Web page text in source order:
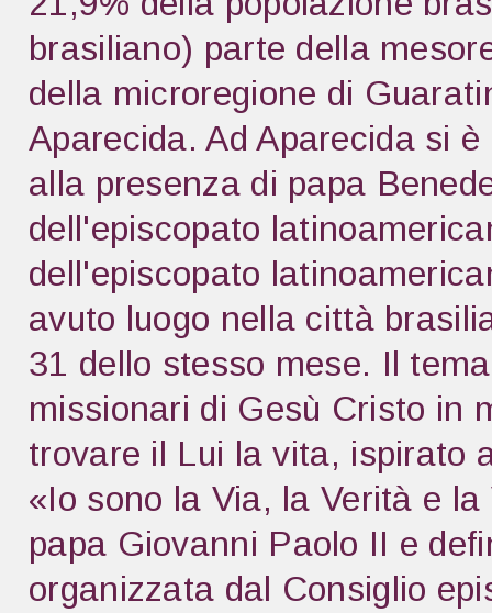
brasiliano) parte della
della microregione di
Aparecida. Ad Aparecida si
alla presenza di papa
dell'episcopato
dell'episcopato
avuto luogo nella città
31 dello stesso mese. Il
missionari di Gesù Cristo in
trovare il Lui la vita, ispirato
«Io sono la Via, la Verità e
papa Giovanni Paolo II e
organizzata dal Consiglio